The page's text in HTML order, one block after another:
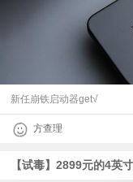
新任崩铁启动器get√
方查理